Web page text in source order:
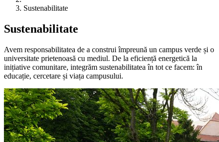
Sustenabilitate
Sustenabilitate
Avem responsabilitatea de a construi împreună un campus verde și o
universitate prietenoasă cu mediul. De la eficiență energetică la
inițiative comunitare, integrăm sustenabilitatea în tot ce facem: în
educație, cercetare și viața campusului.